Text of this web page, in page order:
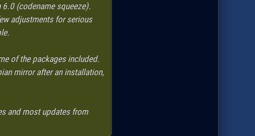
(codename squeeze).
adjustments for serious
of the packages included.
mirror after an installation,
and most updates from